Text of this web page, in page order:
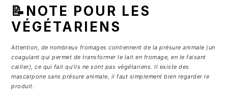
📝NOTE POUR LES
VÉGÉTARIENS
Attention, de nombreux fromages contiennent de la présure animale (un
coagulant qui permet de transformer le lait en fromage, en le faisant
cailler), ce qui fait qu'ils ne sont pas végétariens. Il existe des
mascarpone sans présure animale, il faut simplement bien regarder le
produit.